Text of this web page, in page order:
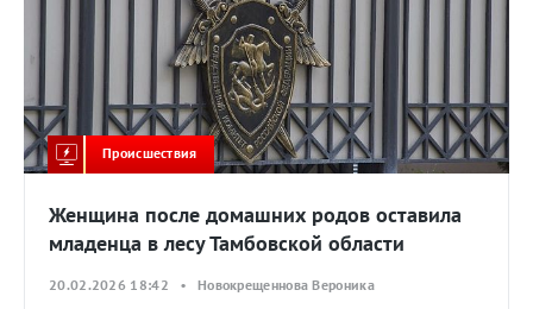
Происшествия
Женщина после домашних родов оставила
младенца в лесу Тамбовской области
20.02.2026 18:42 • Новокрещеннова Вероника